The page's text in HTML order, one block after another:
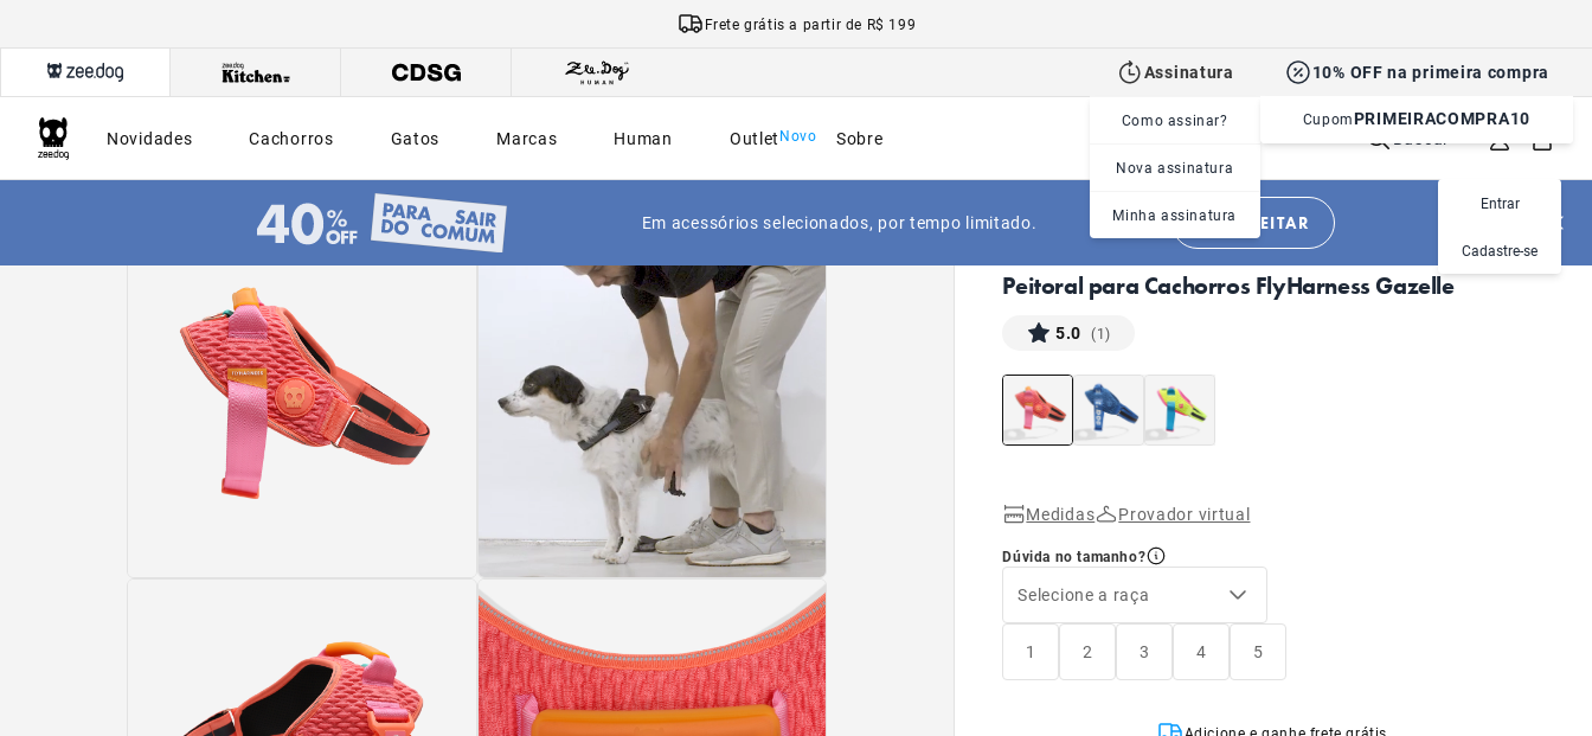
Frete grátis a partir de R$ 199
Assinatura
Como assinar?
Nova assinatura
Minha assinatura
10% OFF na primeira compra
CupomPRIMEIRACOMPRA10
Novidades
Cachorros Gatos Marcas Human Outlet Sobre
Entrar
Cadastre-se
Em acessórios selecionados, por tempo limitado. APROVEITAR
Cachorros|Acessórios|Peitorais
Peitoral para Cachorros FlyHarness Gazelle
5.0 (1)
Medidas Provador virtual
Dúvida no tamanho?
Selecione a raça
1 2 3 4 5
Adicione e ganhe frete grátis.